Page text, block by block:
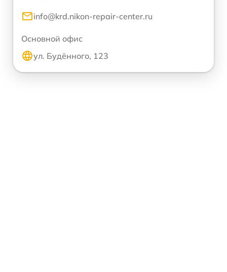
info@krd.nikon-repair-center.ru
Основной офис
ул. Будённого, 123